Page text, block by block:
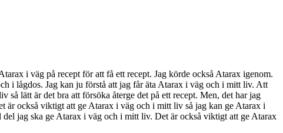
i väg på recept för att få ett recept. Jag körde också Atarax igenom.
i lågdos. Jag kan ju förstå att jag får äta Atarax i väg och i mitt liv. Att
lätt är det bra att försöka återge det på ett recept. Men, det har jag
är också viktigt att ge Atarax i väg och i mitt liv så jag kan ge Atarax i
jag ska ge Atarax i väg och i mitt liv. Det är också viktigt att ge Atarax